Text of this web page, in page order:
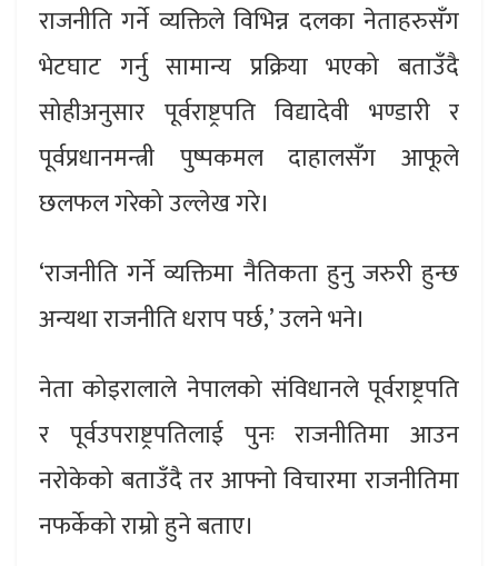
राजनीति गर्ने व्यक्तिले विभिन्न दलका नेताहरुसँग
भेटघाट गर्नु सामान्य प्रक्रिया भएको बताउँदै
सोहीअनुसार पूर्वराष्ट्रपति विद्यादेवी भण्डारी र
पूर्वप्रधानमन्त्री पुष्पकमल दाहालसँग आफूले
छलफल गरेको उल्लेख गरे।
‘राजनीति गर्ने व्यक्तिमा नैतिकता हुनु जरुरी हुन्छ
अन्यथा राजनीति धराप पर्छ,’ उलने भने।
नेता कोइरालाले नेपालको संविधानले पूर्वराष्ट्रपति
र पूर्वउपराष्ट्रपतिलाई पुनः राजनीतिमा आउन
नरोकेको बताउँदै तर आफ्नो विचारमा राजनीतिमा
नफर्केको राम्रो हुने बताए।